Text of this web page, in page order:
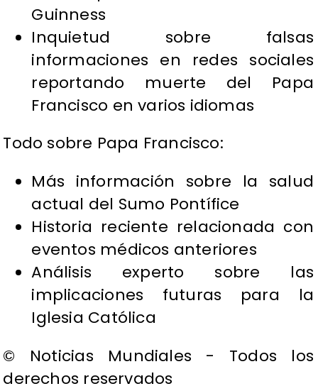
Guinness
Inquietud sobre falsas
informaciones en redes sociales
reportando muerte del Papa
Francisco en varios idiomas
Todo sobre Papa Francisco:
Más información sobre la salud
actual del Sumo Pontífice
Historia reciente relacionada con
eventos médicos anteriores
Análisis experto sobre las
implicaciones futuras para la
Iglesia Católica
© Noticias Mundiales - Todos los
derechos reservados